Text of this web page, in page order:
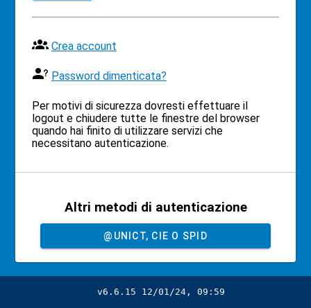
Crea account
Password dimenticata?
Per motivi di sicurezza dovresti effettuare il
logout e chiudere tutte le finestre del browser
quando hai finito di utilizzare servizi che
necessitano autenticazione.
Altri metodi di autenticazione
@UNICT, CIE O SPID
v6.6.15 12/01/24, 09:59